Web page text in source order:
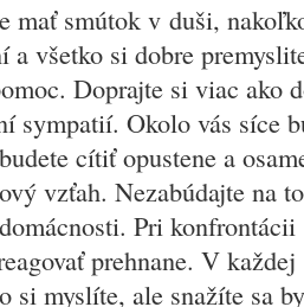
mať smútok v duši,
a všetko si dobre
Doprajte si viac ako
sympatií. Okolo vás síce
cítiť opustene a
vzťah. Nezabúdajte na
Pri
prehnane. V
si myslíte, ale snažíte sa